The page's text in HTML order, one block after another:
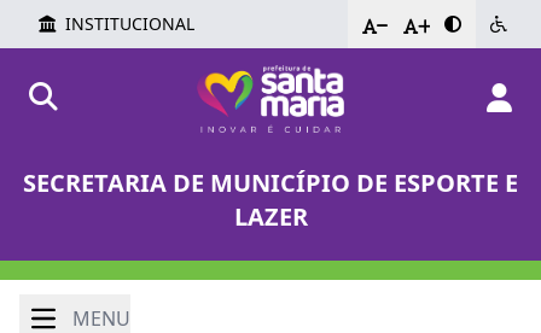
INSTITUCIONAL - +
SECRETARIA DE MUNICÍPIO DE ESPORTE E
LAZER
MENU